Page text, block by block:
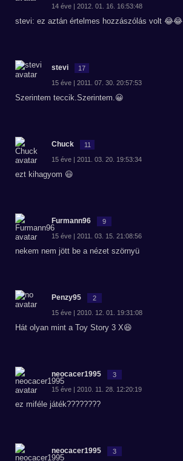
14 éve | 2012. 01. 16. 16:53:48
stevi: ez aztán értelmes hozzászólás volt 😂😂
stevi 17
15 éve | 2011. 07. 30. 20:57:53
Szerintem teccik.Szerintem.😀
Chuck 11
15 éve | 2011. 03. 20. 19:53:34
ezt kihagyom 😃
Furmann96 9
15 éve | 2011. 03. 15. 21:08:56
nekem nem jött be a nézet szörnyü
Penzy95 2
15 éve | 2010. 12. 01. 19:31:08
Hát olyan mint a Toy Story 3 X😆
neocacer1995 3
15 éve | 2010. 11. 28. 12:20:19
ez miféle játék????????
neocacer1995 3